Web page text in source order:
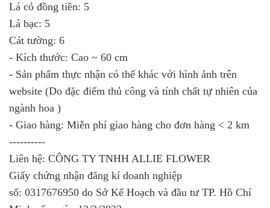
Lá cỏ đồng tiền: 5
Lá bạc: 5
Cát tường: 6
- Kích thước: Cao ~ 60 cm
- Sản phẩm thực nhận có thể khác với hình ảnh trên
website (Do đặc điểm thủ công và tính chất tự nhiên của
ngành hoa )
- Giao hàng: Miễn phí giao hàng cho đơn hàng < 2 km
----------
Liên hệ: CÔNG TY TNHH ALLIE FLOWER
Giấy chứng nhận đăng kí doanh nghiệp
số: 0317676950 do Sở Kế Hoạch và đầu tư TP. Hồ Chí